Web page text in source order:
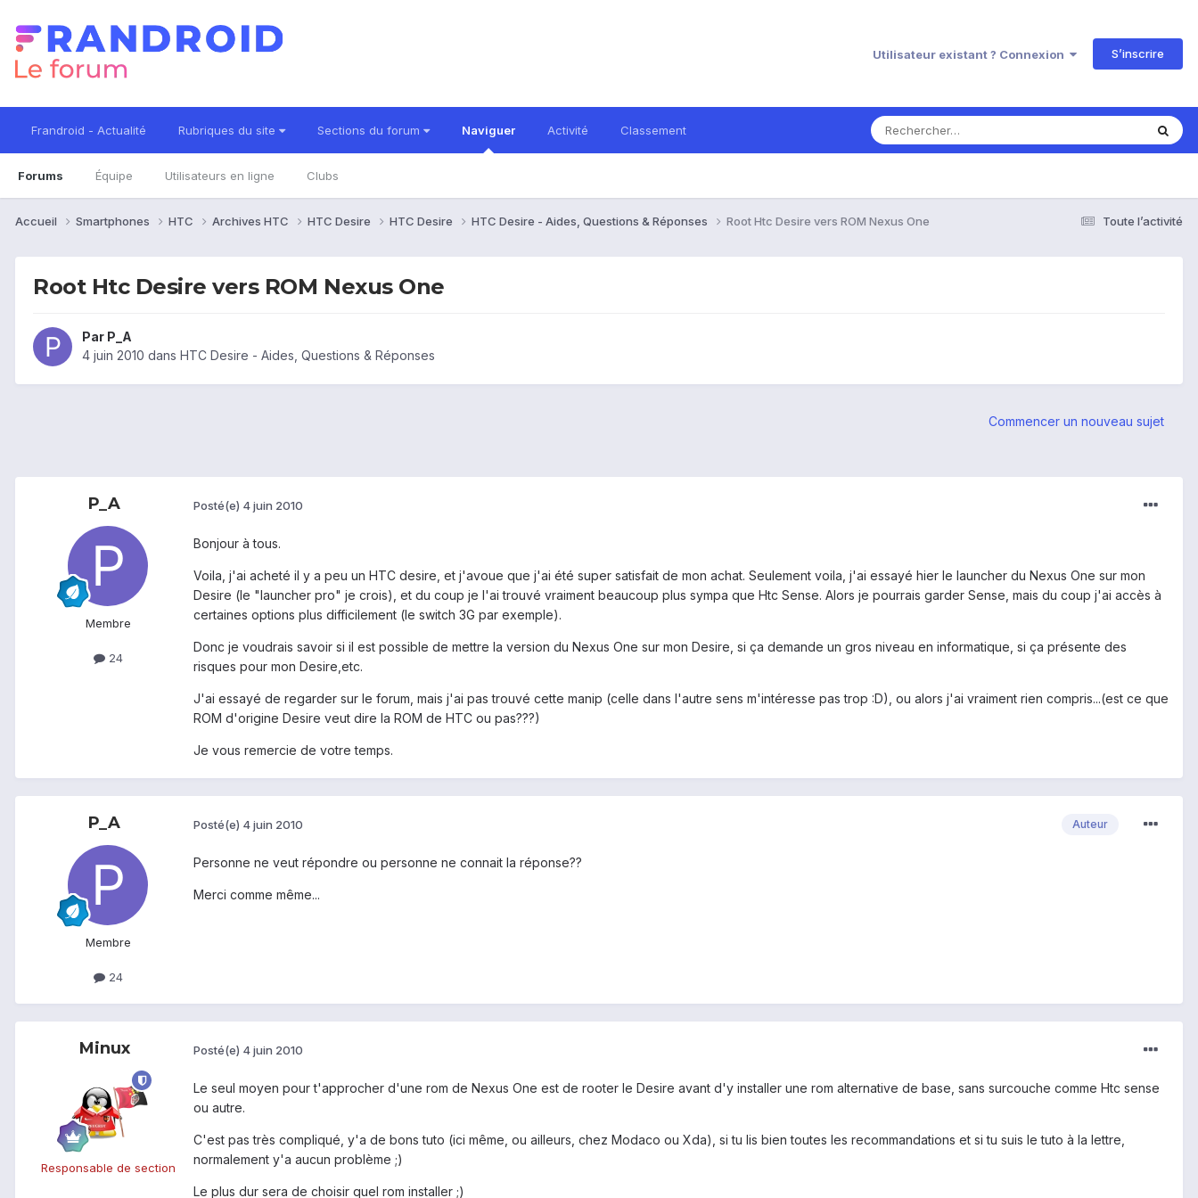
Utilisateur existant ? Connexion S’inscrire
Frandroid - Actualité Rubriques du site Sections du forum Naviguer
Forums Équipe Utilisateurs en ligne Clubs
Activité Classement
Toute l’activité
Accueil Smartphones HTC Archives HTC HTC Desire HTC Desire HTC Desire - Aides, Questions & Réponses Root Htc Desire vers ROM Nexus One
Root Htc Desire vers ROM Nexus One
Par P_A
4 juin 2010 dans HTC Desire - Aides, Questions & Réponses
Commencer un nouveau sujet
P_A
Membre
24
Posté(e) 4 juin 2010
Bonjour à tous.
Voila, j'ai acheté il y a peu un HTC desire, et j'avoue que j'ai été super satisfait de mon achat. Seulement voila, j'ai essayé hier le launcher du Nexus One sur mon
Desire (le "launcher pro" je crois), et du coup je l'ai trouvé vraiment beaucoup plus sympa que Htc Sense. Alors je pourrais garder Sense, mais du coup j'ai accès à
certaines options plus difficilement (le switch 3G par exemple).
Donc je voudrais savoir si il est possible de mettre la version du Nexus One sur mon Desire, si ça demande un gros niveau en informatique, si ça présente des
risques pour mon Desire,etc.
J'ai essayé de regarder sur le forum, mais j'ai pas trouvé cette manip (celle dans l'autre sens m'intéresse pas trop :D), ou alors j'ai vraiment rien compris...(est ce que
ROM d'origine Desire veut dire la ROM de HTC ou pas???)
Je vous remercie de votre temps.
P_A
Membre
24
Auteur
Posté(e) 4 juin 2010
Personne ne veut répondre ou personne ne connait la réponse??
Merci comme même...
Minux
Responsable de section
Posté(e) 4 juin 2010
Le seul moyen pour t'approcher d'une rom de Nexus One est de rooter le Desire avant d'y installer une rom alternative de base, sans surcouche comme Htc sense
ou autre.
C'est pas très compliqué, y'a de bons tuto (ici même, ou ailleurs, chez Modaco ou Xda), si tu lis bien toutes les recommandations et si tu suis le tuto à la lettre,
normalement y'a aucun problème ;)
Le plus dur sera de choisir quel rom installer ;)